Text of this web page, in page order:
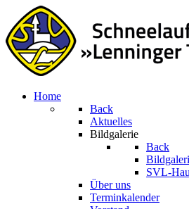
Home
Back
Aktuelles
Bildgalerie
Back
SVL-
Über uns
Terminkalender